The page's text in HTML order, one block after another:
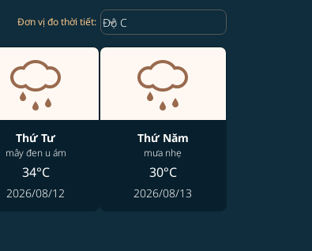
Đơn vị đo thời tiết: Weather unit option Độ C Selected
Độ C
keyboard_arrow_down
Thứ Tư
mây đen u ám
34°C
2026/08/12
Thứ Năm
mưa nhẹ
30°C
2026/08/13